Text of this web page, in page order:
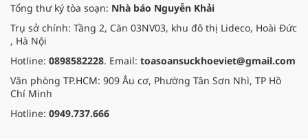
Tổng thư ký tòa soạn: Nhà báo Nguyễn Khải
Trụ sở chính: Tầng 2, Căn 03NV03, khu đô thị Lideco, Hoài Đức
, Hà Nội
Hotline: 0898582228. Email: toasoansuckhoeviet@gmail.com
Văn phòng TP.HCM: 909 Âu cơ, Phường Tân Sơn Nhì, TP Hồ
Chí Minh
Hotline: 0949.737.666